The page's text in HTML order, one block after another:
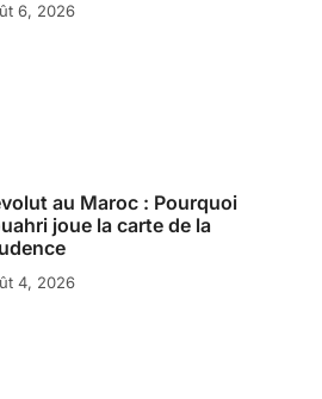
6, 2026
au Maroc : Pourquoi
joue la carte de la
4, 2026